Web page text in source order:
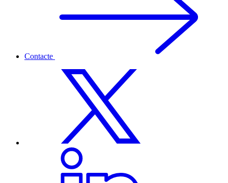
Contacte